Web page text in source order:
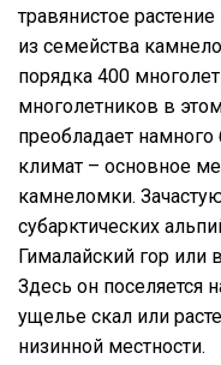
травянистое
из семейства
порядка 400
многолетников в
преобладает
климат – основное
камнеломки.
субарктических
Гималайский гор или
Здесь он поселяется
ущелье скал или
низинной местности.